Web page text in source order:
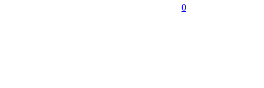
0